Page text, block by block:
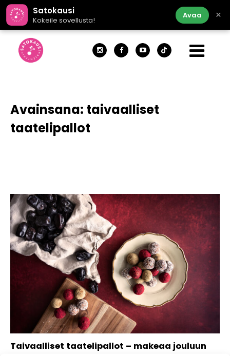
Satokausi
Kokeile sovellusta!
Avaa ×
Avainsana: taivaalliset
taatelipallot
Taivaalliset taatelipallot – makeaa jouluun